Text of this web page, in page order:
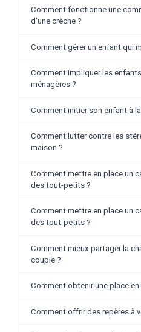
Comment fonctionne une
d'une crèche ?
Comment gérer un enfant qui
Comment impliquer les
ménagères ?
Comment initier son enfant à
Comment lutter contre les
maison ?
Comment mettre en place un
des tout-petits ?
Comment mettre en place un
des tout-petits ?
Comment mieux partager la
couple ?
Comment obtenir une place en
Comment offrir des repères à